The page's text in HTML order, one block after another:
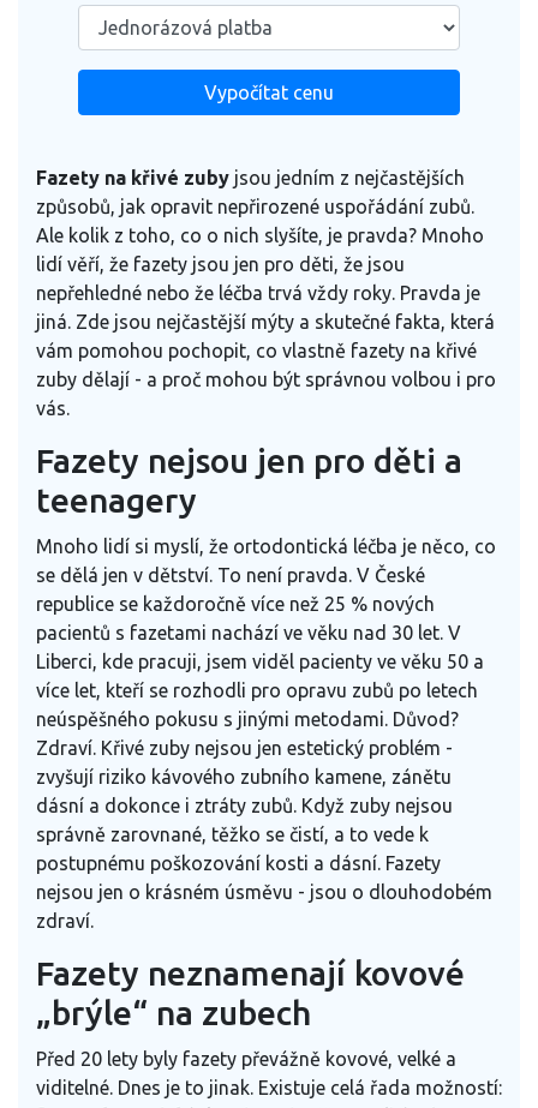
Vypočítat cenu
Fazety na křivé zuby jsou jedním z nejčastějších
způsobů, jak opravit nepřirozené uspořádání zubů.
Ale kolik z toho, co o nich slyšíte, je pravda? Mnoho
lidí věří, že fazety jsou jen pro děti, že jsou
nepřehledné nebo že léčba trvá vždy roky. Pravda je
jiná. Zde jsou nejčastější mýty a skutečné fakta, která
vám pomohou pochopit, co vlastně fazety na křivé
zuby dělají - a proč mohou být správnou volbou i pro
vás.
Fazety nejsou jen pro děti a
teenagery
Mnoho lidí si myslí, že ortodontická léčba je něco, co
se dělá jen v dětství. To není pravda. V České
republice se každoročně více než 25 % nových
pacientů s fazetami nachází ve věku nad 30 let. V
Liberci, kde pracuji, jsem viděl pacienty ve věku 50 a
více let, kteří se rozhodli pro opravu zubů po letech
neúspěšného pokusu s jinými metodami. Důvod?
Zdraví. Křivé zuby nejsou jen estetický problém -
zvyšují riziko kávového zubního kamene, zánětu
dásní a dokonce i ztráty zubů. Když zuby nejsou
správně zarovnané, těžko se čistí, a to vede k
postupnému poškozování kosti a dásní. Fazety
nejsou jen o krásném úsměvu - jsou o dlouhodobém
zdraví.
Fazety neznamenají kovové
„brýle“ na zubech
Před 20 lety byly fazety převážně kovové, velké a
viditelné. Dnes je to jinak. Existuje celá řada možností: